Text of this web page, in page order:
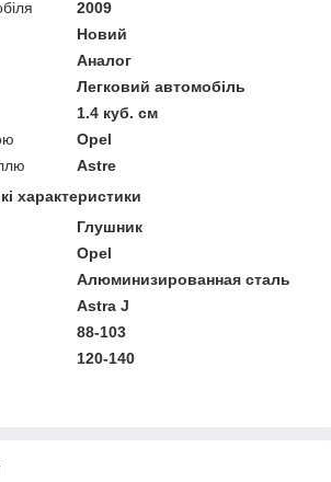
2009
Новий
Аналог
Легковий автомобіль
1.4 куб. см
Opel
Astre
характеристики
Глушник
Opel
Алюминизированная сталь
Astra J
88-103
120-140